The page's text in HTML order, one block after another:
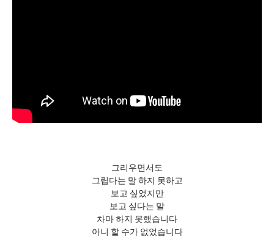
그리우면서도
그립다는 말 하지 못하고
보고 싶었지만
보고 싶다는 말
차마 하지 못했습니다
아니 할 수가 없었습니다